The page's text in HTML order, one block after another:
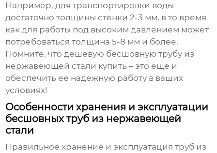
Например, для транспортировки воды
достаточно толщины стенки 2-3 мм, в то время
как для работы под высоким давлением может
потребоваться толщина 5-8 мм и более.
Помните, чтодешевую бесшовную трубу из
нержавеющей стали купить – это еще и
обеспечить ее надежную работу в ваших
условиях!
Особенности хранения и эксплуатации
бесшовных труб из нержавеющей
стали
Правильное хранение и эксплуатация труб из